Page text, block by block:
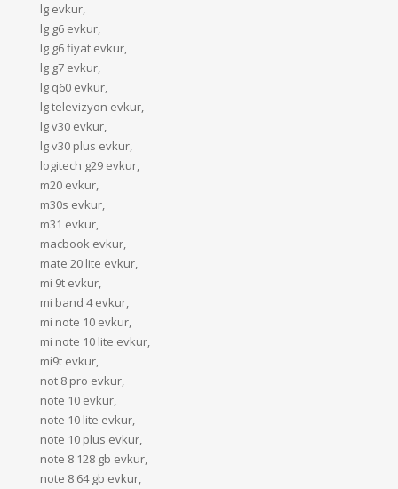
lg evkur,
lg g6 evkur,
lg g6 fiyat evkur,
lg g7 evkur,
lg q60 evkur,
lg televizyon evkur,
lg v30 evkur,
lg v30 plus evkur,
logitech g29 evkur,
m20 evkur,
m30s evkur,
m31 evkur,
macbook evkur,
mate 20 lite evkur,
mi 9t evkur,
mi band 4 evkur,
mi note 10 evkur,
mi note 10 lite evkur,
mi9t evkur,
not 8 pro evkur,
note 10 evkur,
note 10 lite evkur,
note 10 plus evkur,
note 8 128 gb evkur,
note 8 64 gb evkur,